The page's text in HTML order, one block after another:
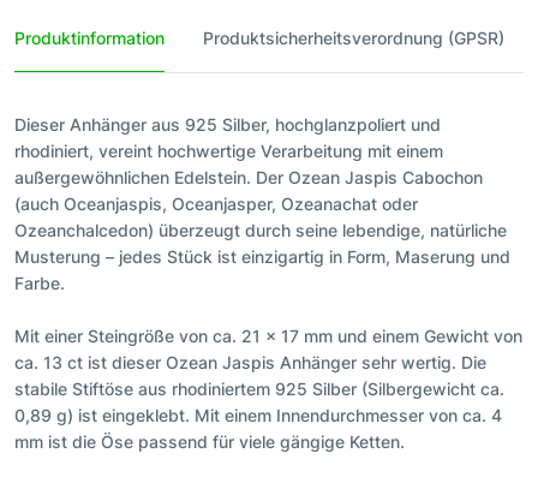
Produktinformation Produktsicherheitsverordnung (GPSR)
Dieser Anhänger aus 925 Silber, hochglanzpoliert und
rhodiniert, vereint hochwertige Verarbeitung mit einem
außergewöhnlichen Edelstein. Der Ozean Jaspis Cabochon
(auch Oceanjaspis, Oceanjasper, Ozeanachat oder
Ozeanchalcedon) überzeugt durch seine lebendige, natürliche
Musterung – jedes Stück ist einzigartig in Form, Maserung und
Farbe.
Mit einer Steingröße von ca. 21 x 17 mm und einem Gewicht von
ca. 13 ct ist dieser Ozean Jaspis Anhänger sehr wertig. Die
stabile Stiftöse aus rhodiniertem 925 Silber (Silbergewicht ca.
0,89 g) ist eingeklebt. Mit einem Innendurchmesser von ca. 4
mm ist die Öse passend für viele gängige Ketten.